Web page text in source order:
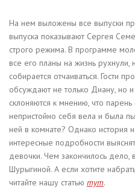
На нем выложены все выпуски
выпуска показывают Сергея
строго режима. В программе
все его планы на жизнь рухнули,
собирается отчаиваться. Гости
обсуждают не только Диану, но
склоняются к мнению, что
непристойно себя вела и была
ней в комнате? Однако история
интересные подробности
девочки. Чем закончилось дело,
Шурыгиной. А если хотите
читайте нашу статью тут.